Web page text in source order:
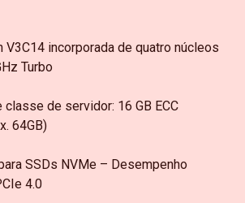
V3C14 incorporada de quatro núcleos
Turbo
classe de servidor: 16 GB ECC
64GB)
SSDs NVMe – Desempenho
4.0